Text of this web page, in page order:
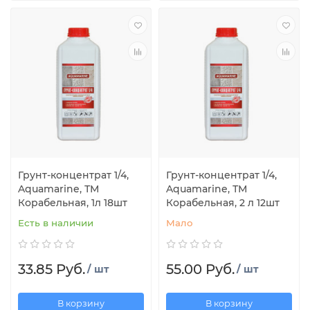
Грунт-концентрат 1/4,
Aquamarine, ТМ
Корабельная, 1л 18шт
Есть в наличии
33.85 Руб./ шт
В корзину
Грунт-концентрат 1/4,
Aquamarine, ТМ
Корабельная, 2 л 12шт
Мало
55.00 Руб./ шт
В корзину